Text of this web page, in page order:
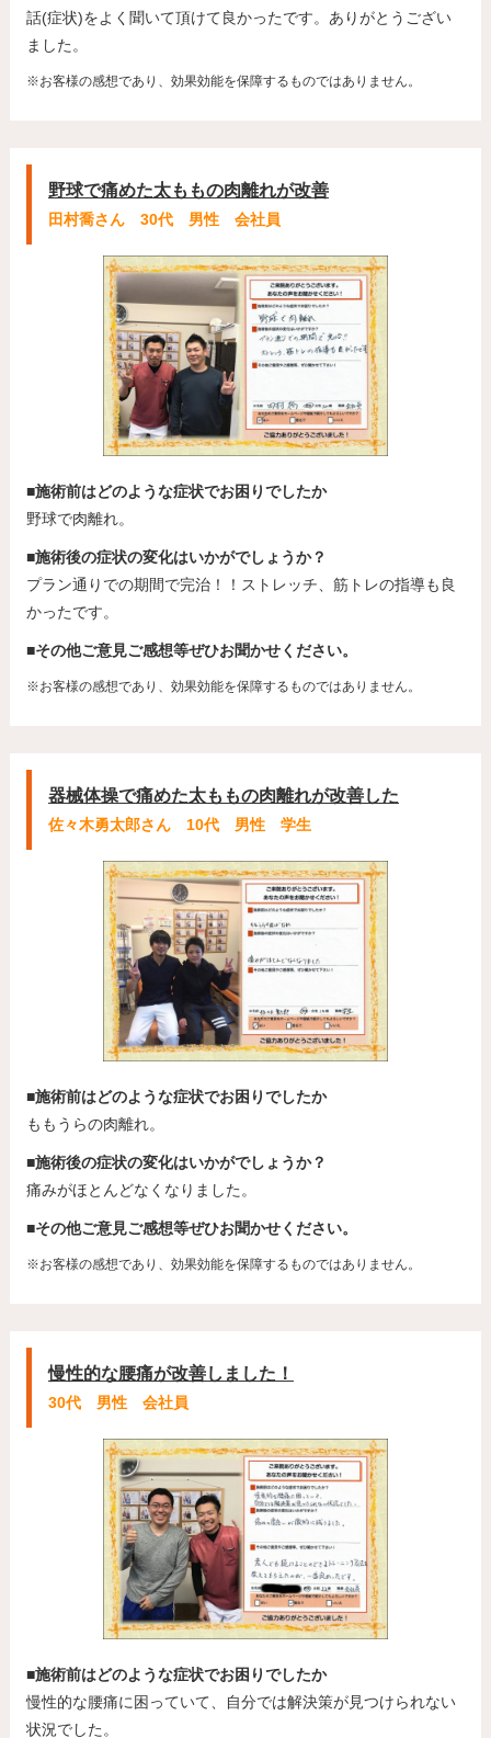
話(症状)をよく聞いて頂けて良かったです。ありがとうござい
ました。
※お客様の感想であり、効果効能を保障するものではありません。
野球で痛めた太ももの肉離れが改善
田村喬さん 30代 男性 会社員
■施術前はどのような症状でお困りでしたか
野球で肉離れ。
■施術後の症状の変化はいかがでしょうか？
プラン通りでの期間で完治！！ストレッチ、筋トレの指導も良
かったです。
■その他ご意見ご感想等ぜひお聞かせください。
※お客様の感想であり、効果効能を保障するものではありません。
器械体操で痛めた太ももの肉離れが改善した
佐々木勇太郎さん 10代 男性 学生
■施術前はどのような症状でお困りでしたか
ももうらの肉離れ。
■施術後の症状の変化はいかがでしょうか？
痛みがほとんどなくなりました。
■その他ご意見ご感想等ぜひお聞かせください。
※お客様の感想であり、効果効能を保障するものではありません。
慢性的な腰痛が改善しました！
30代 男性 会社員
■施術前はどのような症状でお困りでしたか
慢性的な腰痛に困っていて、自分では解決策が見つけられない
状況でした。